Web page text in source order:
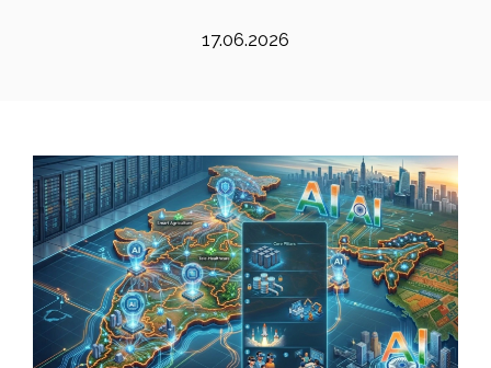
17.06.2026